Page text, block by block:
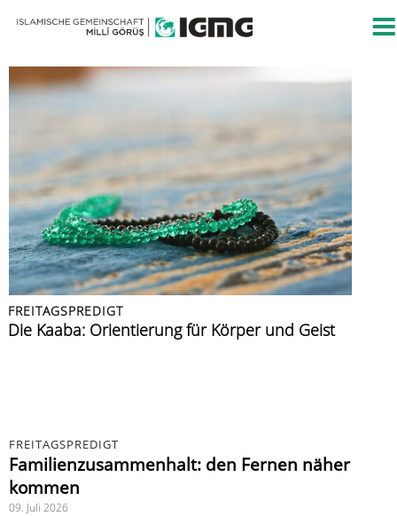
FREITAGSPREDIGT
Islamische Kultur
FREITAGSPREDIGT
Die Kaaba: Orientierung für Körper und Geist
PRESSEMITTEILUNG
Islamische Gemeinschaft verurteilt Angriff auf
FREITAGSPREDIGT
Azan: der Ruf zur Zeugenschaft
FREITAGSPREDIGT
Muslime im Urlaub
FREITAGSPREDIGT
Familienzusammenhalt: den Fernen näher
kommen
09. Juli 2026